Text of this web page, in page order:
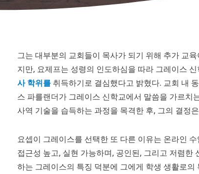
그는 대부분의 교회들이 목사가 되기 위해 추가 교
지만, 요제프는 성령의 인도하심을 따라 그레이스 신
사 학위를취득하기로 결심했다고 밝혔다. 교회 내
스 파를랜더가 그레이스 신학교에서 말씀을 가르치
사역 기술을 습득하는 과정을 목격한 후, 그의 결정
요셉이 그레이스를 선택한 또 다른 이유는 온라인
접근성 높고, 실현 가능하며, 공인된, 그리고 저렴한
하는 그레이스의 특징 덕분에 그에게 학생 생활로의